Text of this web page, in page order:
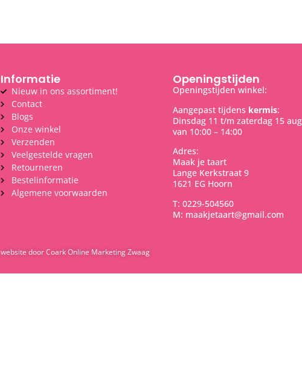
Informatie
Nieuw in ons assortiment!
Contact
Blogs
Onze winkel
Verzenden
Veelgestelde vragen
Retourneren
Bestelinformatie
Algemene voorwaarden
Openingstijden
Openingstijden winkel:
Aangepast tijdens kermis:
Dinsdag 11 t/m zaterdag 15
van 10:00 – 14:00
Adres:
Maak je taart
Lange Kerkstraat 9
1621 EG Hoorn
T: 0229-504560
M: maakjetaart@gmail.com
website door Coark Online Marketing Zwaag